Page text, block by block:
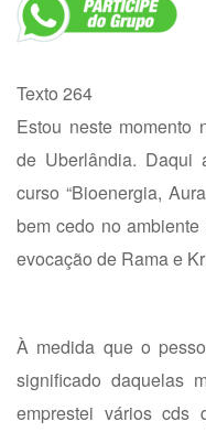
Texto 264
Estou neste momento
de Uberlândia. Daqui
curso “Bioenergia,
bem cedo no
evocação de Rama e
À medida que o
significado daquelas
emprestei vários cds